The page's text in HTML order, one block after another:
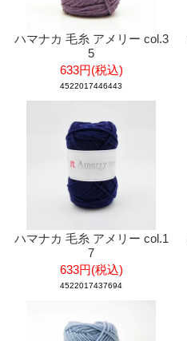
ハマナカ 毛糸 アメリー col.3
5
633円(税込)
4522017446443
ハマナカ 毛糸 アメリー col.1
7
633円(税込)
4522017437694